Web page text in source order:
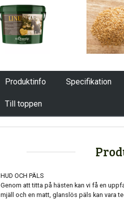
Produktinfo Specifikation
Till toppen
HUD OCH PÄLS
Genom att titta på hästen kan vi få en
mjäll och en matt, glanslös päls kan vara